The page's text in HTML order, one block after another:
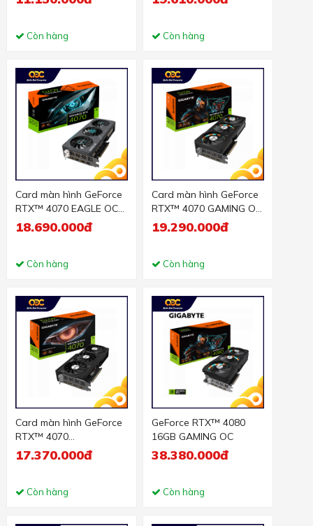
Còn hàng Còn hàng
Card màn hình GeForce
RTX™ 4070 EAGLE OC
12G
18.690.000đ
Còn hàng
Card màn hình GeForce
RTX­­™ 4070 GAMING OC
12G
19.290.000đ
Còn hàng
Card màn hình GeForce
RTX™ 4070
WINDFORCE OC 12G
17.370.000đ
Còn hàng
GeForce RTX™ 4080
16GB GAMING OC
38.380.000đ
Còn hàng